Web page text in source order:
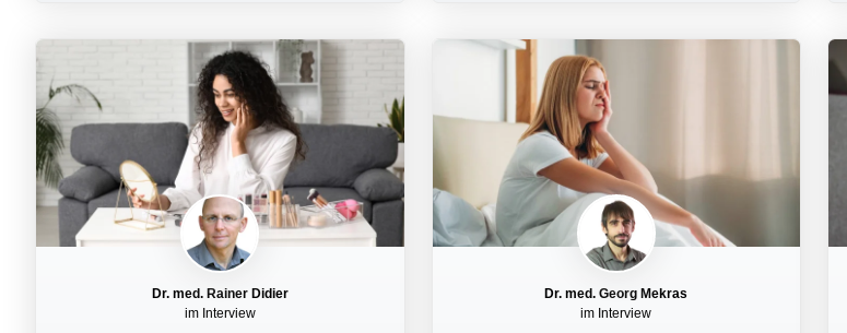
Dr. med. Rainer Didier
im Interview
Dr. med. Georg Mekras
im Interview